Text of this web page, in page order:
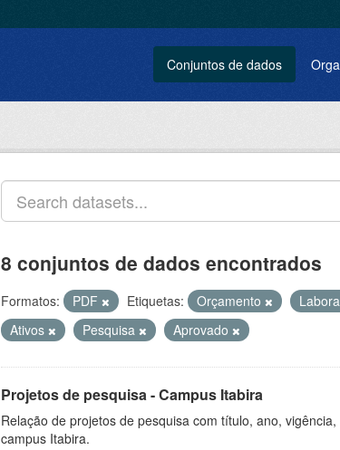
Conjuntos de dados
8 conjuntos de dados encontrados
Formatos: PDF Etiquetas: Orçamento
Ativos
Pesquisa Aprovado
Projetos de pesquisa - Campus Itabira
Relação de projetos de pesquisa com título, ano,
campus Itabira.